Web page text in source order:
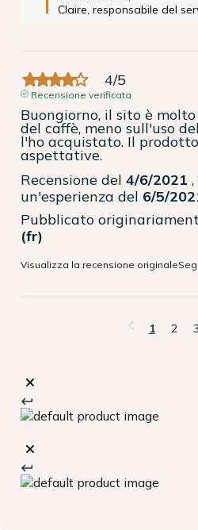
Claire, responsabile del
4/5
Recensione verificata
Buongiorno, il sito è
del caffè, meno sull'uso
l'ho acquistato. Il
aspettative.
Recensione del 4/6/2021
un'esperienza del 6/5/
Pubblicato
(fr)
Visualizza la recensione originale
1 2 3